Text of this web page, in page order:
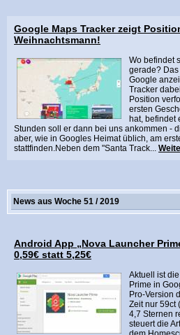
Google Maps Tracker zeigt
Weihnachtsmann!
Wo befindet
gerade?
Google
Tracker
Position
ersten
hat, befindet
Stunden soll er dann bei uns ankommen -
aber, wie in Googles Heimat üblich, am
stattfinden.Neben dem "Santa Track...
News aus Woche 51 / 2019
Android App „Nova Launcher
0,59€ statt 5,25€
Aktuell ist
Prime in
Pro-Version
Zeit nur 59ct
4,7 Sternen
steuert die